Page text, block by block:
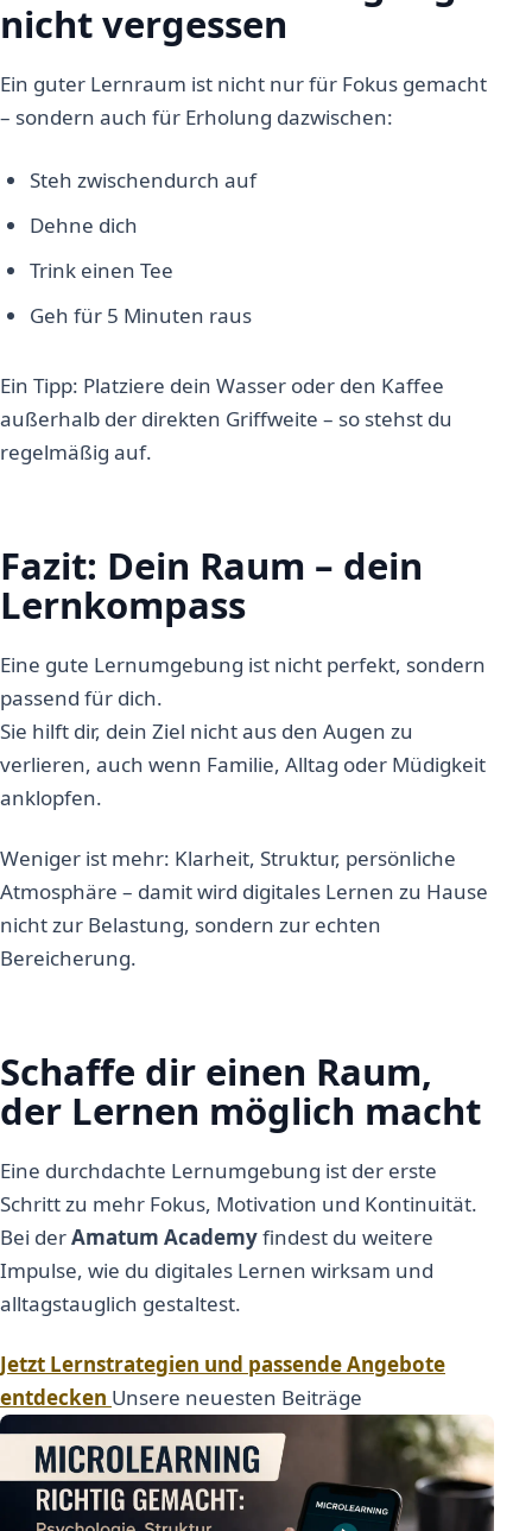
nicht vergessen
Ein guter Lernraum ist nicht nur für Fokus gemacht
– sondern auch für Erholung dazwischen:
Steh zwischendurch auf
Dehne dich
Trink einen Tee
Geh für 5 Minuten raus
Ein Tipp: Platziere dein Wasser oder den Kaffee
außerhalb der direkten Griffweite – so stehst du
regelmäßig auf.
Fazit: Dein Raum – dein
Lernkompass
Eine gute Lernumgebung ist nicht perfekt, sondern
passend für dich.
Sie hilft dir, dein Ziel nicht aus den Augen zu
verlieren, auch wenn Familie, Alltag oder Müdigkeit
anklopfen.
Weniger ist mehr: Klarheit, Struktur, persönliche
Atmosphäre – damit wird digitales Lernen zu Hause
nicht zur Belastung, sondern zur echten
Bereicherung.
Schaffe dir einen Raum,
der Lernen möglich macht
Eine durchdachte Lernumgebung ist der erste
Schritt zu mehr Fokus, Motivation und Kontinuität.
Bei derAmatum Academyfindest du weitere
Impulse, wie du digitales Lernen wirksam und
alltagstauglich gestaltest.
Jetzt Lernstrategien und passende Angebote
entdecken Unsere neuesten Beiträge